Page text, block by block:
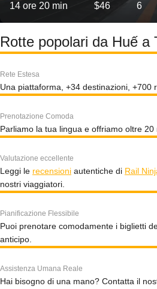
14 ore 20 min $46 6
Rotte popolari da Huế a
Rete Estesa
Una piattaforma, +34 destinazioni, +700
Prenotazione Comoda
Parliamo la tua lingua e offriamo oltre 20
Valutazione eccellente
Leggi le recensioni autentiche di Rail
nostri viaggiatori.
Pianificazione Flessibile
Puoi prenotare comodamente i biglietti
anticipo.
Assistenza Umana Reale
Hai bisogno di una mano? Contatta il